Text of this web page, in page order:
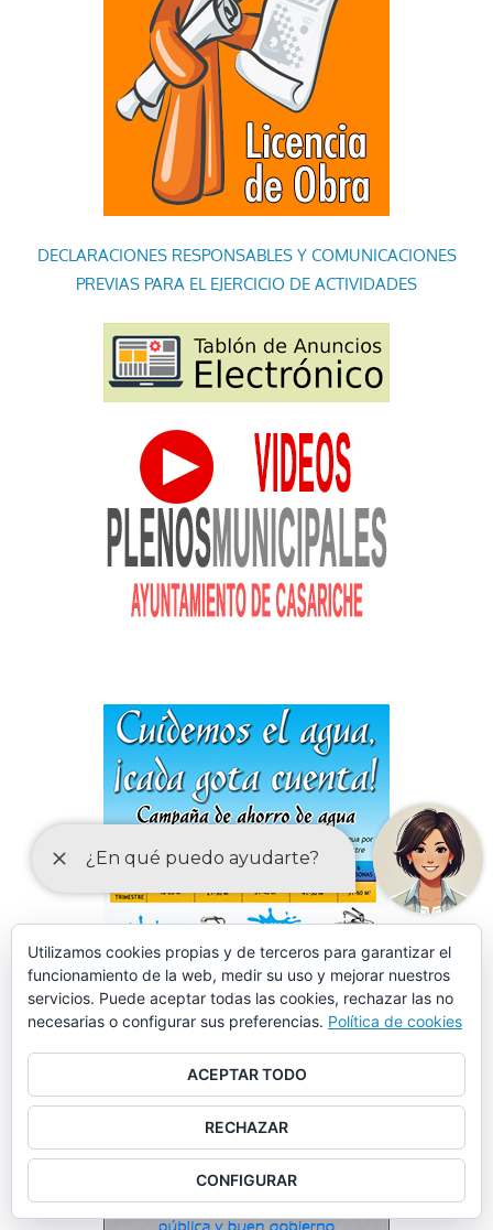
DECLARACIONES RESPONSABLES Y COMUNICACIONES
PREVIAS PARA EL EJERCICIO DE ACTIVIDADES
Utilizamos cookies propias y de terceros para garantizar el
funcionamiento de la web, medir su uso y mejorar nuestros
servicios. Puede aceptar todas las cookies, rechazar las no
necesarias o configurar sus preferencias. Política de cookies
ACEPTAR TODO
RECHAZAR
CONFIGURAR